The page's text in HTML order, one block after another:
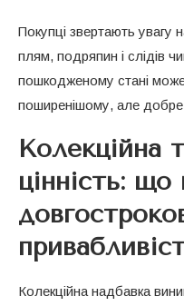
Покупці звертають увагу
плям, подряпин і слідів
пошкодженому стані може
поширенішому, але
Колекційна
цінність: що
Колекційна надбавка